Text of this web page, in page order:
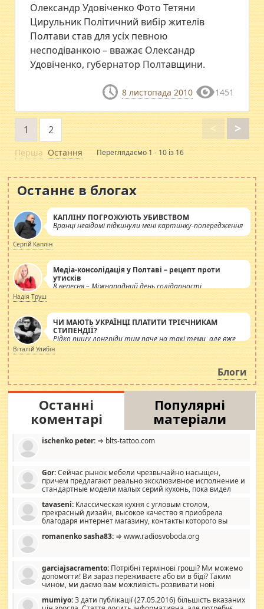
Олександр Удовіченко Фото Тетяни
Цирульник Політичний вибір жителів
Полтави став для усіх певною
несподіванкою – вважає Олександр
Удовіченко, губернатор Полтавщини.
8 листопада 2010 1451
Перша
<
1 2 >
Остання Переглядаємо 1 - 10 із 16
Останнє в блогах
КАПЛІНУ ПОГРОЖУЮТЬ УБИВСТВОМ
Вранці невідомі підкинули мені картинку-попередження
Сергій Каплін
Медіа-консолідація у Полтаві – рецепт проти
утисків
8 вересня – Міжнародний день солідарності
журналістів.
Надія Труш
ЧИ МАЮТЬ УКРАЇНЦІ ПЛАТИТИ ТРІЄЧНИКАМ
СТИПЕНДІЇ?
Рідко пишу лонгріди тим паче на такі теми, але вже
просто дістало! Обурюють сьогоднішні інсенуації
навколо стипендіального питання. Штучно
роздувається ще одна соціальна катастрофа.
Віталій Улибін
Блоги
Останні
коментарі
Популярні
матеріали
ischenko peter: ⇒ blts-tattoo.com
Gor:Сейчас рынок мебели чрезвычайно насыщен,
причем предлагают реально эксклюзивное исполнение и
стандартные модели малых серий кухонь, пока видел
стандартные формы, в MebelOk, креативненько и что главное -
со вкусом все в порядке, без ненужных наворотов удорожающих
мебель, а это не последний фактор.
tavaseni: Классическая кухня с угловым столом,
прекрасный дизайн, высокое качество я приобрела
благодаря интернет магазину, контакты которого вы
romanenko sasha83: ⇒ www.radiosvoboda.org
garciajsacramento: Потрібні термінові гроші? Ми можемо
допомогти! Ви зараз переживаєте або ви в біді? Таким
чином, ми даємо вам можливість розвивати нові
допомагати людям, які намагаються дати їм шанс. Кожен
mumiyo:З дати публікації (27.05.2016) більшість вказаних